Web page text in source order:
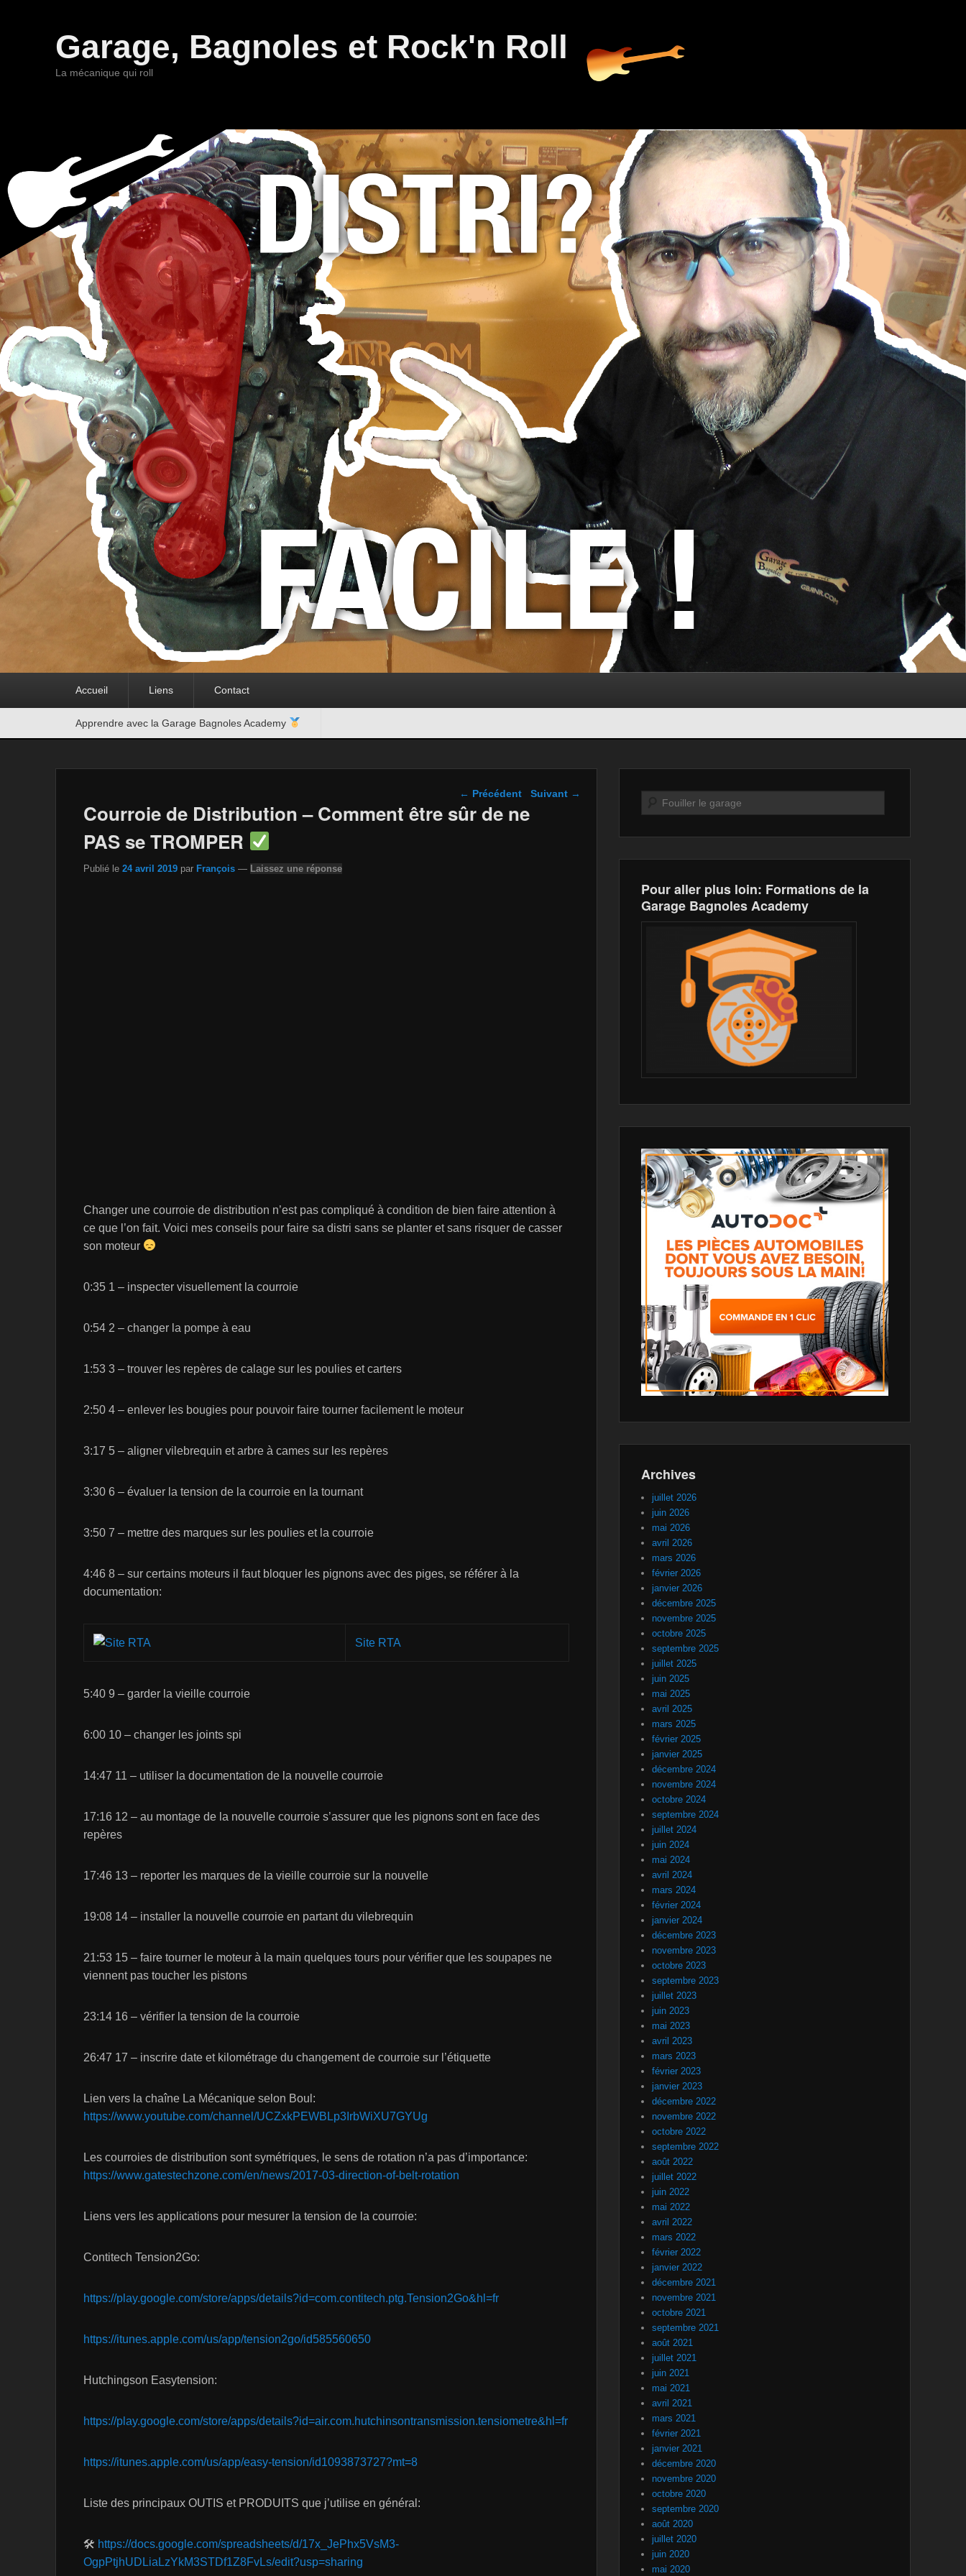
Garage, Bagnoles et Rock'n Roll
La mécanique qui roll
Accueil Liens Contact
Apprendre avec la Garage Bagnoles Academy
Navigation dans les
← Précédent Suivant →
Courroie de Distribution – Comment être sûr de ne
PAS se TROMPER
Publié le 24 avril 2019 par François — Laissez une réponse
Changer une courroie de distribution n’est pas compliqué à condition de bien faire attention à
ce que l’on fait. Voici mes conseils pour faire sa distri sans se planter et sans risquer de casser
son moteur
0:35 1 – inspecter visuellement la courroie
0:54 2 – changer la pompe à eau
1:53 3 – trouver les repères de calage sur les poulies et carters
2:50 4 – enlever les bougies pour pouvoir faire tourner facilement le moteur
3:17 5 – aligner vilebrequin et arbre à cames sur les repères
3:30 6 – évaluer la tension de la courroie en la tournant
3:50 7 – mettre des marques sur les poulies et la courroie
4:46 8 – sur certains moteurs il faut bloquer les pignons avec des piges, se référer à la
documentation:
Site RTA
5:40 9 – garder la vieille courroie
6:00 10 – changer les joints spi
14:47 11 – utiliser la documentation de la nouvelle courroie
17:16 12 – au montage de la nouvelle courroie s’assurer que les pignons sont en face des
repères
17:46 13 – reporter les marques de la vieille courroie sur la nouvelle
19:08 14 – installer la nouvelle courroie en partant du vilebrequin
21:53 15 – faire tourner le moteur à la main quelques tours pour vérifier que les soupapes ne
viennent pas toucher les pistons
23:14 16 – vérifier la tension de la courroie
26:47 17 – inscrire date et kilométrage du changement de courroie sur l’étiquette
Lien vers la chaîne La Mécanique selon Boul:
https://www.youtube.com/channel/UCZxkPEWBLp3IrbWiXU7GYUg
Les courroies de distribution sont symétriques, le sens de rotation n’a pas d’importance:
https://www.gatestechzone.com/en/news/2017-03-direction-of-belt-rotation
Liens vers les applications pour mesurer la tension de la courroie:
Contitech Tension2Go:
https://play.google.com/store/apps/details?id=com.contitech.ptg.Tension2Go&hl=fr
https://itunes.apple.com/us/app/tension2go/id585560650
Hutchingson Easytension:
https://play.google.com/store/apps/details?id=air.com.hutchinsontransmission.tensiometre&hl=fr
https://itunes.apple.com/us/app/easy-tension/id1093873727?mt=8
Liste des principaux OUTIS et PRODUITS que j’utilise en général:
🛠 https://docs.google.com/spreadsheets/d/17x_JePhx5VsM3-
OgpPtjhUDLiaLzYkM3STDf1Z8FvLs/edit?usp=sharing
Recherche
Pour aller plus loin: Formations de la
Garage Bagnoles Academy
Archives
juillet 2026
juin 2026
mai 2026
avril 2026
mars 2026
février 2026
janvier 2026
décembre 2025
novembre 2025
octobre 2025
septembre 2025
juillet 2025
juin 2025
mai 2025
avril 2025
mars 2025
février 2025
janvier 2025
décembre 2024
novembre 2024
octobre 2024
septembre 2024
juillet 2024
juin 2024
mai 2024
avril 2024
mars 2024
février 2024
janvier 2024
décembre 2023
novembre 2023
octobre 2023
septembre 2023
juillet 2023
juin 2023
mai 2023
avril 2023
mars 2023
février 2023
janvier 2023
décembre 2022
novembre 2022
octobre 2022
septembre 2022
août 2022
juillet 2022
juin 2022
mai 2022
avril 2022
mars 2022
février 2022
janvier 2022
décembre 2021
novembre 2021
octobre 2021
septembre 2021
août 2021
juillet 2021
juin 2021
mai 2021
avril 2021
mars 2021
février 2021
janvier 2021
décembre 2020
novembre 2020
octobre 2020
septembre 2020
août 2020
juillet 2020
juin 2020
mai 2020